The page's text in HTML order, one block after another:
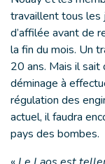
travaillent tous
d’affilée avant de
la fin du mois. Un
20 ans. Mais il sait
déminage à
régulation des
actuel, il faudra
pays des bombes.